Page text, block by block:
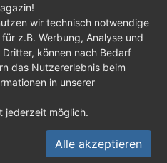
|Jobs |Datenschutz |
|Haftungsausschluss
Discord
Hardware-Magazin
wir technisch notwendige
z.B. Werbung, Analyse und
können nach Bedarf
das Nutzererlebnis beim
in unserer
jederzeit möglich.
Alle akzeptieren